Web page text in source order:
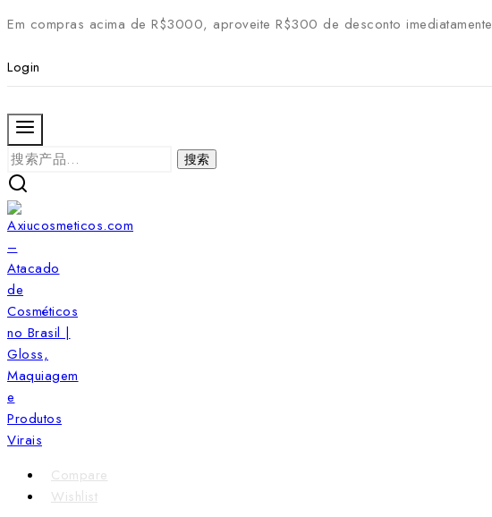
Skip
content
Em compras acima de R$3000, aproveite R$300 de desconto imediatamente
Login
搜
索：
搜索
Compare
Wishlist